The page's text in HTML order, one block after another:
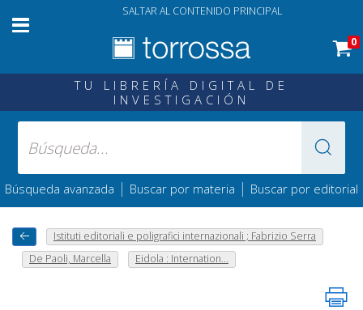
SALTAR AL CONTENIDO PRINCIPAL
0
TU LIBRERÍA DIGITAL DE
INVESTIGACIÓN
Búsqueda avanzada | Buscar por materia | Buscar por editorial
Istituti editoriali e poligrafici internazionali ; Fabrizio Serra
De Paoli, Marcella
Eidola : Internation...